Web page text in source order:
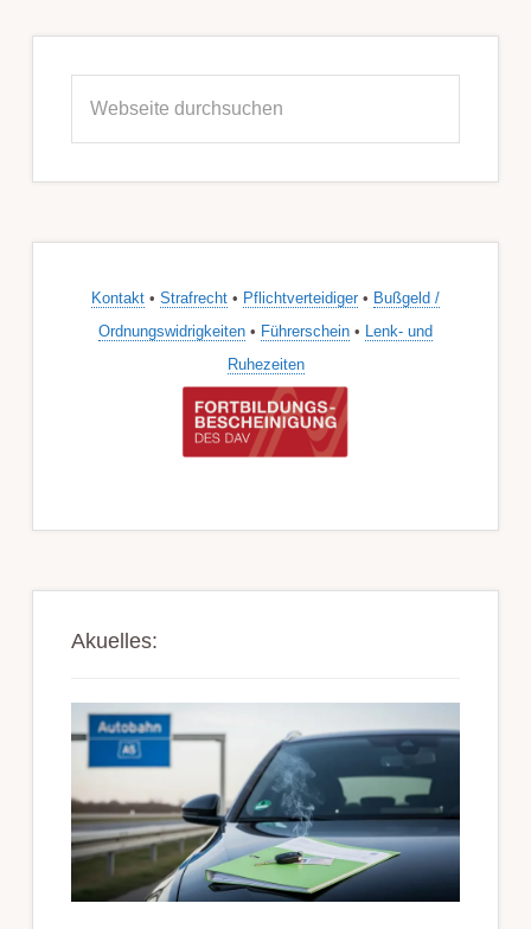
Kontakt • Strafrecht • Pflichtverteidiger • Bußgeld /
Ordnungswidrigkeiten • Führerschein •
Lenk- und
Ruhezeiten
Akuelles: